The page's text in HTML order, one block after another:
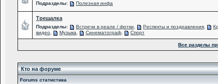
Подразделы: Полезная инфа
Трещалка
Подразделы: Встречи в реале / фотки Респекты и поздравления
видео
Музыка Синематограф Спорт
Все разделы
Кто на форуме
Forums статистика